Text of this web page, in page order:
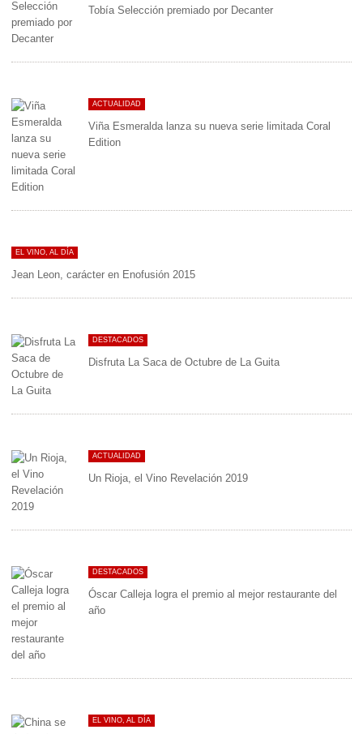
Tobía Selección premiado por Decanter
ACTUALIDAD
Viña Esmeralda lanza su nueva serie limitada Coral
Edition
EL VINO, AL DÍA
Jean Leon, carácter en Enofusión 2015
DESTACADOS
Disfruta La Saca de Octubre de La Guita
ACTUALIDAD
Un Rioja, el Vino Revelación 2019
DESTACADOS
Óscar Calleja logra el premio al mejor restaurante del
año
EL VINO, AL DÍA